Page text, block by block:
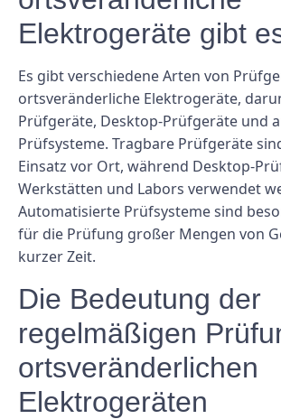
Elektrogeräte gibt
Es gibt verschiedene Arten von
ortsveränderliche Elektrogeräte,
Prüfgeräte, Desktop-Prüfgeräte und
Prüfsysteme. Tragbare Prüfgeräte
Einsatz vor Ort, während Desktop-
Werkstätten und Labors verwendet
Automatisierte Prüfsysteme sind
für die Prüfung großer Mengen von
kurzer Zeit.
Die Bedeutung der
regelmäßigen
ortsveränderlichen
Elektrogeräten